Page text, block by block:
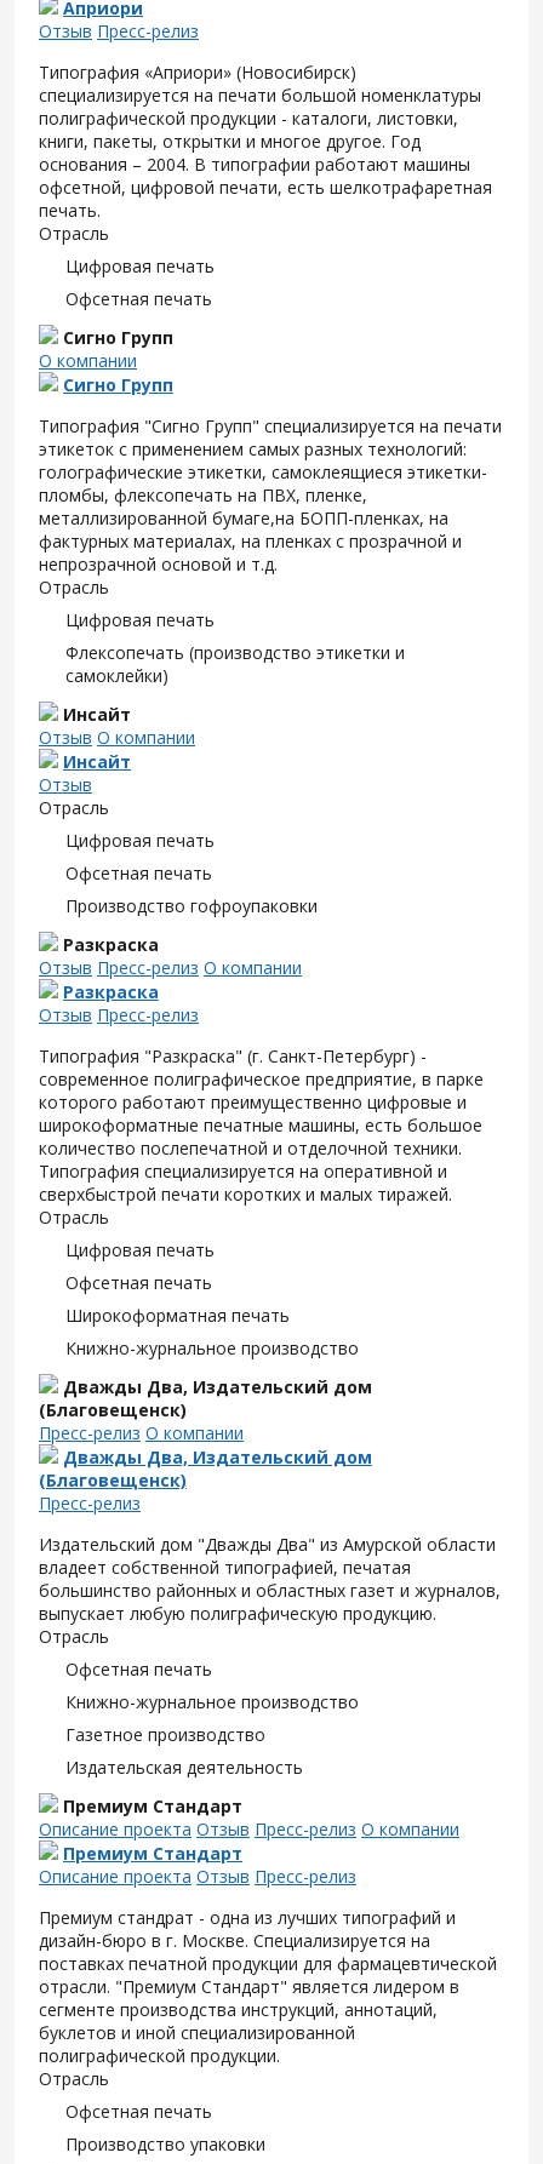
Априори
Отзыв Пресс-релиз
Типография «Априори» (Новосибирск)
специализируется на печати большой номенклатуры
полиграфической продукции - каталоги, листовки,
книги, пакеты, открытки и многое другое. Год
основания – 2004. В типографии работают машины
офсетной, цифровой печати, есть шелкотрафаретная
печать.
Отрасль
Цифровая печать
Офсетная печать
Сигно Групп
О компании
Сигно Групп
Типография "Сигно Групп" специализируется на печати
этикеток с применением самых разных технологий:
голографические этикетки, самоклеящиеся этикетки-
пломбы, флексопечать на ПВХ, пленке,
металлизированной бумаге,на БОПП-пленках, на
фактурных материалах, на пленках с прозрачной и
непрозрачной основой и т.д.
Отрасль
Цифровая печать
Флексопечать (производство этикетки и
самоклейки)
Инсайт
Отзыв О компании
Инсайт
Отзыв
Отрасль
Цифровая печать
Офсетная печать
Производство гофроупаковки
Разкраска
Отзыв Пресс-релиз О компании
Разкраска
Отзыв Пресс-релиз
Типография "Разкраска" (г. Санкт-Петербург) -
современное полиграфическое предприятие, в парке
которого работают преимущественно цифровые и
широкоформатные печатные машины, есть большое
количество послепечатной и отделочной техники.
Типография специализируется на оперативной и
сверхбыстрой печати коротких и малых тиражей.
Отрасль
Цифровая печать
Офсетная печать
Широкоформатная печать
Книжно-журнальное производство
Дважды Два, Издательский дом
(Благовещенск)
Пресс-релиз О компании
Дважды Два, Издательский дом
(Благовещенск)
Пресс-релиз
Издательский дом "Дважды Два" из Амурской области
владеет собственной типографией, печатая
большинство районных и областных газет и журналов,
выпускает любую полиграфическую продукцию.
Отрасль
Офсетная печать
Книжно-журнальное производство
Газетное производство
Издательская деятельность
Премиум Стандарт
Описание проекта Отзыв Пресс-релиз О компании
Премиум Стандарт
Описание проекта Отзыв Пресс-релиз
Премиум стандрат - одна из лучших типографий и
дизайн-бюро в г. Москве. Специализируется на
поставках печатной продукции для фармацевтической
отрасли. "Премиум Стандарт" является лидером в
сегменте производства инструкций, аннотаций,
буклетов и иной специализированной
полиграфической продукции.
Отрасль
Офсетная печать
Производство упаковки